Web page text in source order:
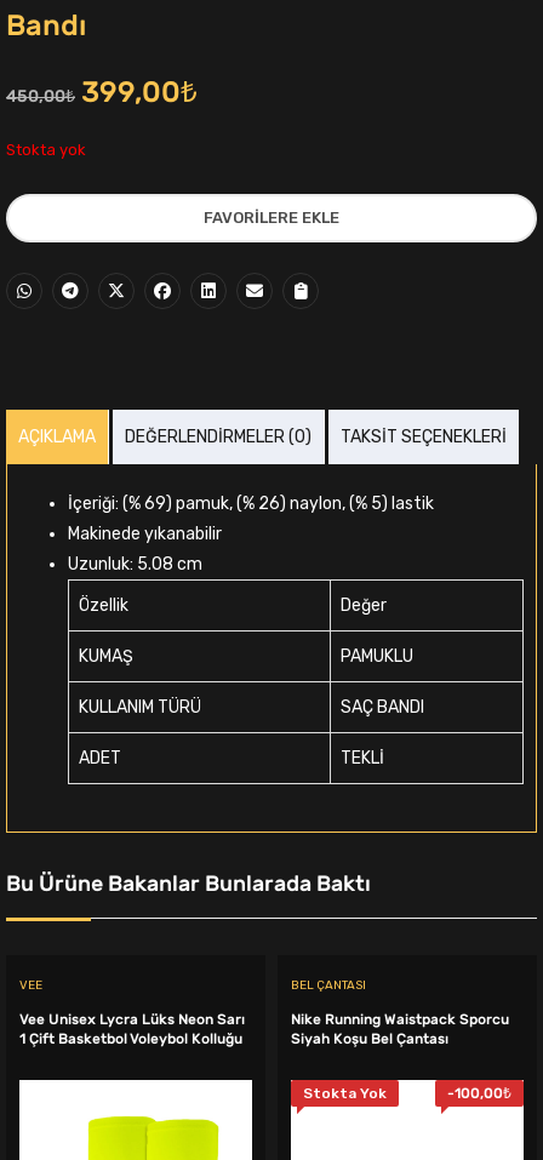
Bandı
450,00₺ Orijinal
fiyat:
450,00₺.
399,00₺
fiyat:
399,00₺.
Stokta yok
FAVORILERE EKLE
AÇIKLAMA DEĞERLENDIRMELER (0) TAKSIT SEÇENEKLERI
İçeriği: (% 69) pamuk, (% 26) naylon, (% 5) lastik
Makinede yıkanabilir
Uzunluk: 5.08 cm
Özellik
Değer
KUMAŞ PAMUKLU
KULLANIM TÜRÜ SAÇ BANDI
ADET TEKLİ
Bu Ürüne Bakanlar Bunlarada Baktı
VEE
Vee Unisex Lycra Lüks Neon Sarı
1 Çift Basketbol Voleybol Kolluğu
BEL ÇANTASI
Nike Running Waistpack Sporcu
Siyah Koşu Bel Çantası
Stokta Yok -100,00₺